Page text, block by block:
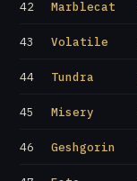
42 Marblecat
43 Volatile
44 Tundra
45 Misery
46 Geshgorin